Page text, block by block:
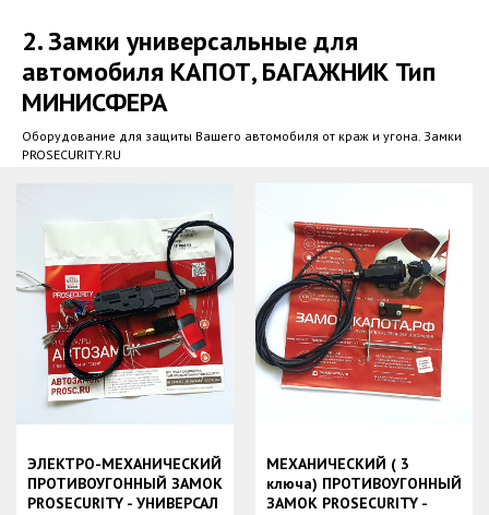
2. Замки универсальные для
автомобиля КАПОТ, БАГАЖНИК Тип
МИНИСФЕРА
Оборудование для защиты Вашего автомобиля от краж и угона. Замки
PROSECURITY.RU
ЭЛЕКТРО-МЕХАНИЧЕСКИЙ
ПРОТИВОУГОННЫЙ ЗАМОК
PROSECURITY - УНИВЕРСАЛ
МЕХАНИЧЕСКИЙ ( 3
ключа) ПРОТИВОУГОННЫЙ
ЗАМОК PROSECURITY -